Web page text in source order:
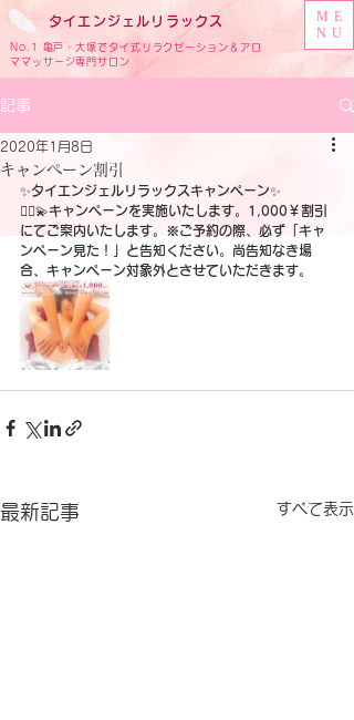
ME
NU
タイ エンジェル リラックス
No.1 亀戸・大塚でタイ式リラクゼーション＆アロ
ママッサージ専門サロン
記事
キャンペーン割引
2020年1月8日
✨タイエンジェルリラックスキャンペーン✨
🧚‍♀️💫キャンペーンを実施いたします。1,000￥割引
にてご案内いたします。※ご予約の際、必ず「キャ
ンペーン見た！」と告知ください。尚告知なき場
合、キャンペーン対象外とさせていただきます。
最新記事 すべて表示